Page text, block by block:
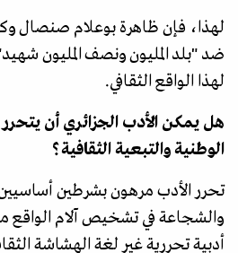
لهذا، فإن ظاهرة بوعلام صنصال
ضد "بلد المليون ونصف المليون
لهذا الواقع الثقافي.
هل يمكن الأدب الجزائري أن يتحرر
الوطنية والتبعية الثقافية؟
تحرر الأدب مرهون بشرطين
والشجاعة في تشخيص آلام
أدبية تحررية غير لغة الهشاشة